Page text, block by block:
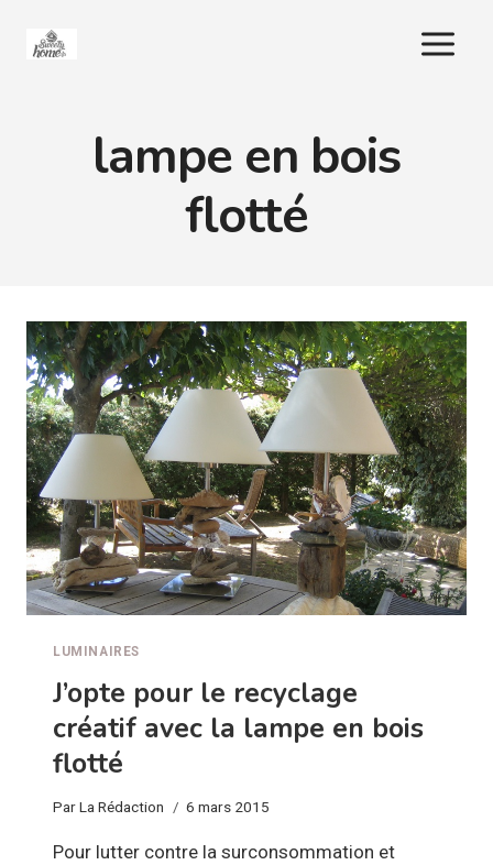
lampe en bois
flotté
LUMINAIRES
J’opte pour le recyclage
créatif avec la lampe en bois
flotté
ParLa Rédaction 6 mars 2015
Pour lutter contre la surconsommation et